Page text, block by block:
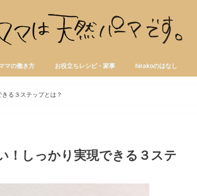
マの働き方 お役立ちレシピ・家事 hirakoのはなし
る３ステップとは？
！しっかり実現できる３ステ